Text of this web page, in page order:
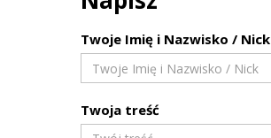
Twoje Imię i Nazwisko / Nick
Twoja treść